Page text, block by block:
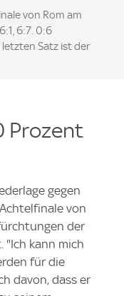
von Rom am
6:7. 0:6
letzten Satz ist der
Prozent
gegen
von
der
"Ich kann mich
für die
davon, dass er